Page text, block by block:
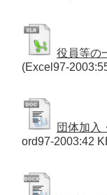
役員等の
(Excel97-
団体加入
ord97-2003:42